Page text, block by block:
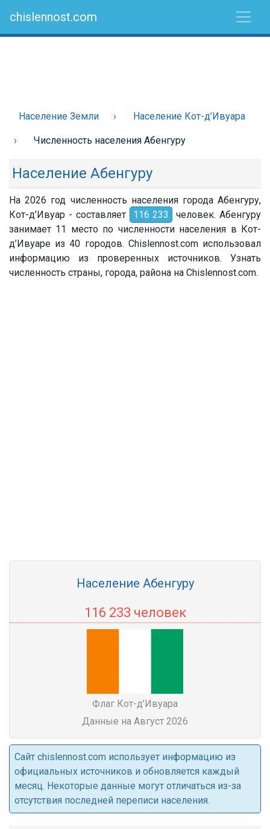
chislennost.com
Население Земли Население Кот-д’Ивуара
Численность населения Абенгуру
Население Абенгуру
На 2026 год численность населения города Абенгуру,
Кот-д’Ивуар - составляет
116 233
человек. Абенгуру
занимает 11 место по численности населения в Кот-
д’Ивуаре из 40 городов. Chislennost.com использовал
информацию из проверенных источников. Узнать
численность страны, города, района на Chislennost.com.
Население Абенгуру
116 233 человек
Флаг Кот-д’Ивуара
Данные на Август 2026
Cайт chislennost.com использует информацию из
официальных источников и обновляется каждый
месяц. Некоторые данные могут отличаться из-за
отсутствия последней переписи населения.